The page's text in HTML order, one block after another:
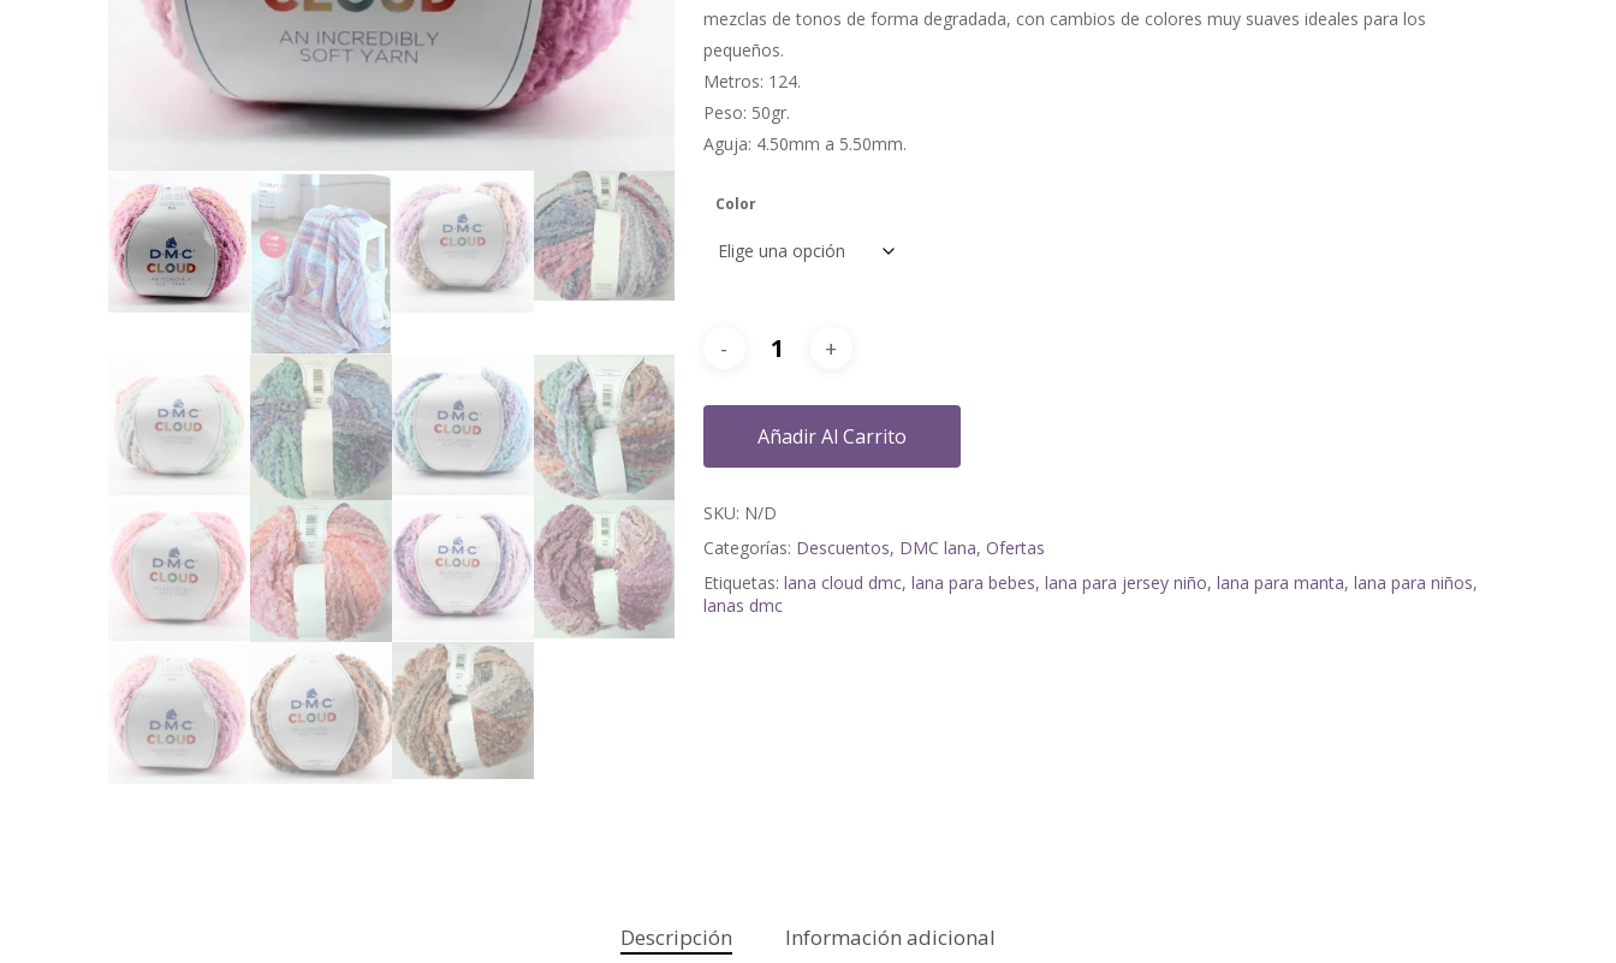
mezclas de tonos de forma degradada, con cambios de colores muy suaves ideales para los
pequeños.
Metros: 124.
Peso: 50gr.
Aguja: 4.50mm a 5.50mm.
Color
Añadir Al Carrito
SKU: N/D
Categorías: Descuentos, DMC lana, Ofertas
Etiquetas: lana cloud dmc, lana para bebes, lana para jersey niño, lana para manta, lana para niños,
lanas dmc
Descripción Información adicional